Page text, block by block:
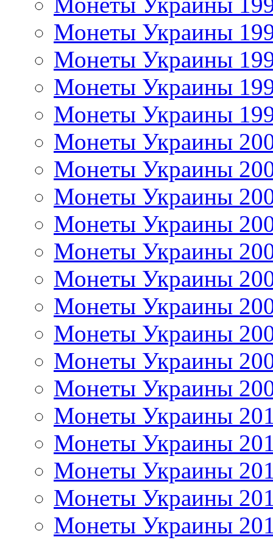
Монеты Украины
Монеты Украины
Монеты Украины
Монеты Украины
Монеты Украины
Монеты Украины
Монеты Украины
Монеты Украины
Монеты Украины
Монеты Украины
Монеты Украины
Монеты Украины
Монеты Украины
Монеты Украины
Монеты Украины
Монеты Украины
Монеты Украины
Монеты Украины
Монеты Украины